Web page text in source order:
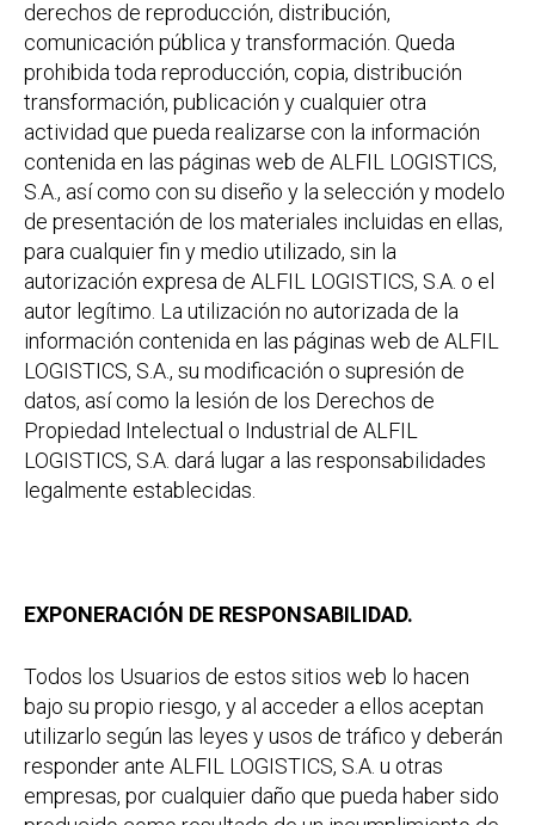
derechos de reproducción, distribución,
comunicación pública y transformación. Queda
prohibida toda reproducción, copia, distribución
transformación, publicación y cualquier otra
actividad que pueda realizarse con la información
contenida en las páginas web de ALFIL LOGISTICS,
S.A., así como con su diseño y la selección y modelo
de presentación de los materiales incluidas en ellas,
para cualquier fin y medio utilizado, sin la
autorización expresa de ALFIL LOGISTICS, S.A. o el
autor legítimo. La utilización no autorizada de la
información contenida en las páginas web de ALFIL
LOGISTICS, S.A., su modificación o supresión de
datos, así como la lesión de los Derechos de
Propiedad Intelectual o Industrial de ALFIL
LOGISTICS, S.A. dará lugar a las responsabilidades
legalmente establecidas.
EXPONERACIÓN DE RESPONSABILIDAD.
Todos los Usuarios de estos sitios web lo hacen
bajo su propio riesgo, y al acceder a ellos aceptan
utilizarlo según las leyes y usos de tráfico y deberán
responder ante ALFIL LOGISTICS, S.A. u otras
empresas, por cualquier daño que pueda haber sido